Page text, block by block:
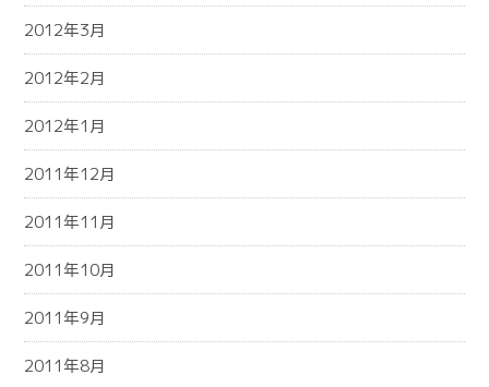
2012年3月
2012年2月
2012年1月
2011年12月
2011年11月
2011年10月
2011年9月
2011年8月